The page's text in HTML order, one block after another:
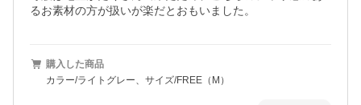
るお素材の方が扱いが楽だとおもいました。
購入した商品
カラー/ライトグレー、サイズ/FREE（M）